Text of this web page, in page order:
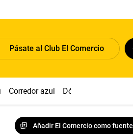
Pásate al Club El Comercio
Corredor azul Dólar
Añadir El Comercio como